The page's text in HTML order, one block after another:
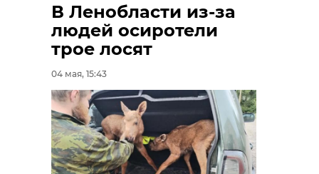
В Ленобласти из-за
людей осиротели
трое лосят
04 мая, 15:43